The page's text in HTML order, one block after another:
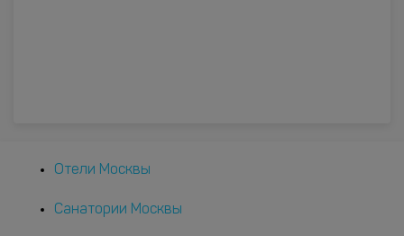
Отели Москвы
Санатории Москвы